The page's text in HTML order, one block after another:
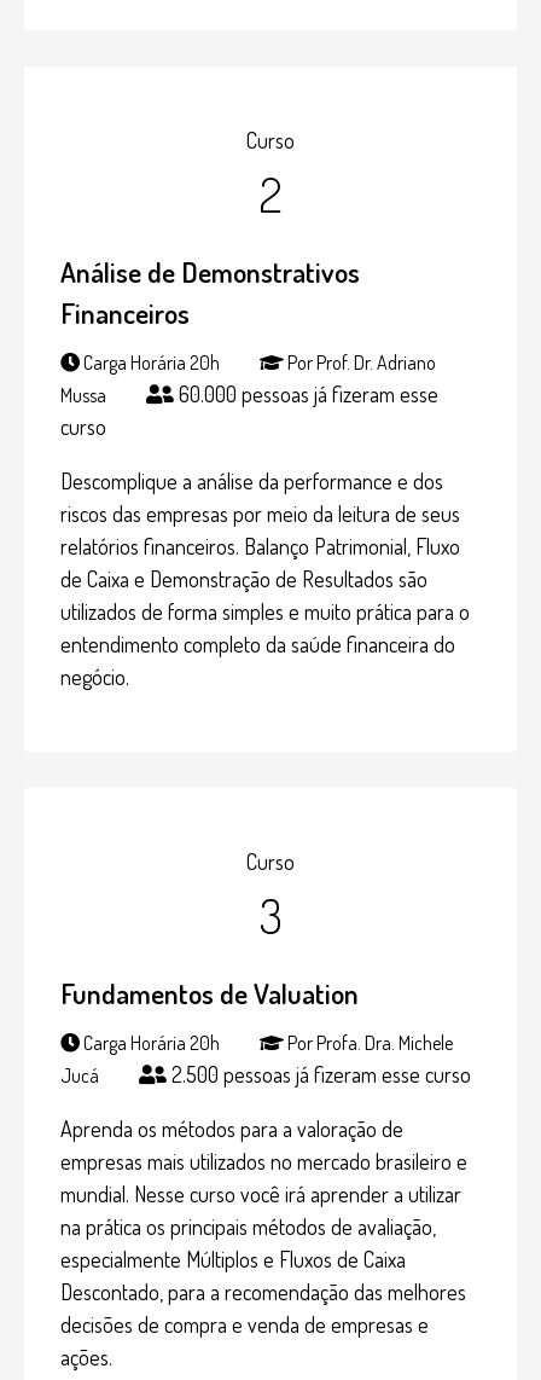
Curso
2
Análise de Demonstrativos
Financeiros
Carga Horária 20h
Por Prof. Dr. Adriano
Mussa
60.000 pessoas já fizeram esse
curso
Descomplique a análise da performance e dos
riscos das empresas por meio da leitura de seus
relatórios financeiros. Balanço Patrimonial, Fluxo
de Caixa e Demonstração de Resultados são
utilizados de forma simples e muito prática para o
entendimento completo da saúde financeira do
negócio.
Curso
3
Fundamentos de Valuation
Carga Horária 20h
Por Profa. Dra. Michele
Jucá
2.500 pessoas já fizeram esse curso
Aprenda os métodos para a valoração de
empresas mais utilizados no mercado brasileiro e
mundial. Nesse curso você irá aprender a utilizar
na prática os principais métodos de avaliação,
especialmente Múltiplos e Fluxos de Caixa
Descontado, para a recomendação das melhores
decisões de compra e venda de empresas e
ações.